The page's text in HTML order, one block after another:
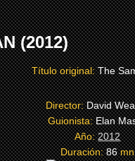
(2012)
Título original:The
Director:David
Guionista:Elan
Año:2012
Duración:86mn